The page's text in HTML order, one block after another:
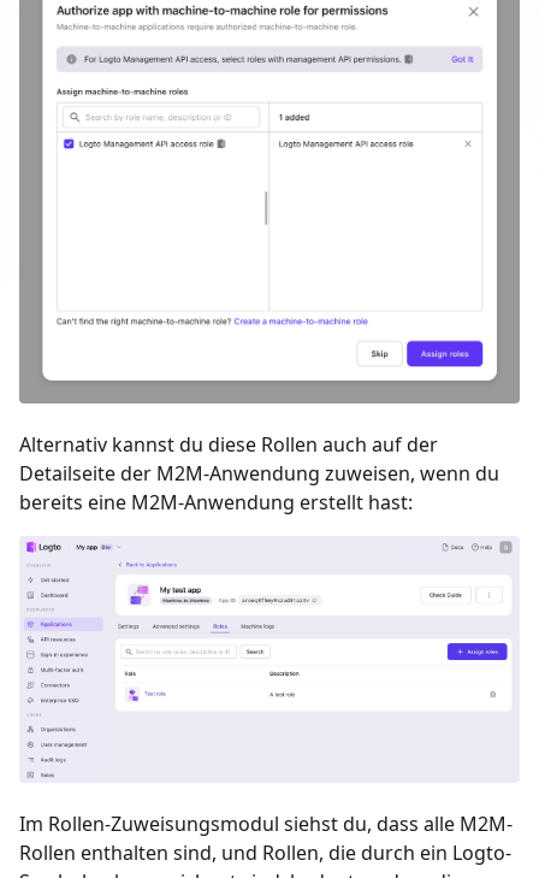
Alternativ kannst du diese Rollen auch auf der
Detailseite der M2M-Anwendung zuweisen, wenn du
bereits eine M2M-Anwendung erstellt hast:
Im Rollen-Zuweisungsmodul siehst du, dass alle M2M-
Rollen enthalten sind, und Rollen, die durch ein Logto-